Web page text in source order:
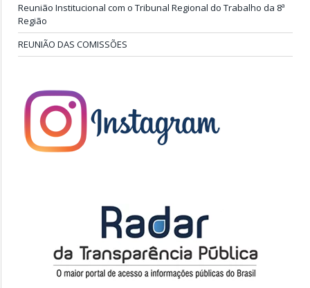
Reunião Institucional com o Tribunal Regional do Trabalho da 8ª
Região
REUNIÃO DAS COMISSÕES